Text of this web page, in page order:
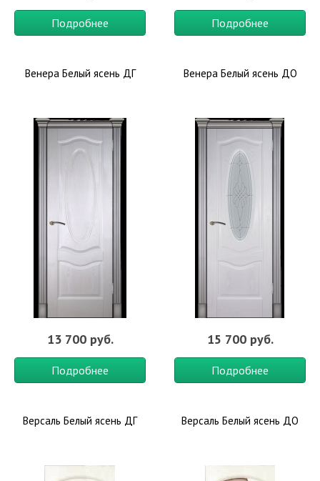
Подробнее Подробнее
Венера Белый ясень ДГ
13 700 руб.
Подробнее
Венера Белый ясень ДО
15 700 руб.
Подробнее
Версаль Белый ясень ДГ Версаль Белый ясень ДО